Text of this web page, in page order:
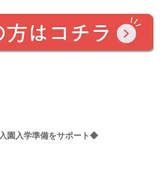
園入学準備をサポート◆